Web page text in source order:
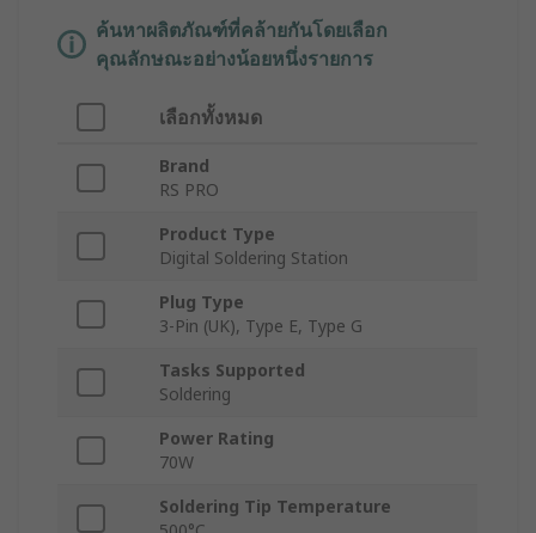
ค้นหาผลิตภัณฑ์ที่คล้ายกันโดยเลือก
คุณลักษณะอย่างน้อยหนึ่งรายการ
เลือกทั้งหมด
Brand
RS PRO
Product Type
Digital Soldering Station
Plug Type
3-Pin (UK), Type E, Type G
Tasks Supported
Soldering
Power Rating
70W
Soldering Tip Temperature